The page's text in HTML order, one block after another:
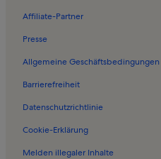
Affiliate-Partner
Presse
Allgemeine Geschäftsbedingungen
Barrierefreiheit
Datenschutzrichtlinie
Cookie-Erklärung
Melden illegaler Inhalte